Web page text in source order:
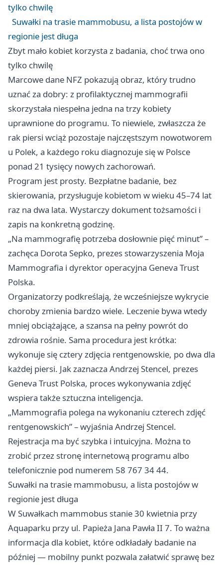
tylko chwilę
Suwałki na trasie mammobusu, a lista postojów w
regionie jest długa
Zbyt mało kobiet korzysta z badania, choć trwa ono
tylko chwilę
Marcowe dane NFZ pokazują obraz, który trudno
uznać za dobry: z profilaktycznej mammografii
skorzystała niespełna jedna na trzy kobiety
uprawnione do programu. To niewiele, zwłaszcza że
rak piersi wciąż pozostaje najczęstszym nowotworem
u Polek, a każdego roku diagnozuje się w Polsce
ponad 21 tysięcy nowych zachorowań.
Program jest prosty. Bezpłatne badanie, bez
skierowania, przysługuje kobietom w wieku 45–74 lat
raz na dwa lata. Wystarczy dokument tożsamości i
zapis na konkretną godzinę.
„Na mammografię potrzeba dosłownie pięć minut” –
zachęca Dorota Sepko, prezes stowarzyszenia Moja
Mammografia i dyrektor operacyjna Geneva Trust
Polska.
Organizatorzy podkreślają, że wcześniejsze wykrycie
choroby zmienia bardzo wiele. Leczenie bywa wtedy
mniej obciążające, a szansa na pełny powrót do
zdrowia rośnie. Sama procedura jest krótka:
wykonuje się cztery zdjęcia rentgenowskie, po dwa dla
każdej piersi. Jak zaznacza Andrzej Stencel, prezes
Geneva Trust Polska, proces wykonywania zdjęć
wspiera także sztuczna inteligencja.
„Mammografia polega na wykonaniu czterech zdjęć
rentgenowskich” – wyjaśnia Andrzej Stencel.
Rejestracja ma być szybka i intuicyjna. Można to
zrobić przez stronę internetową programu albo
telefonicznie pod numerem 58 767 34 44.
Suwałki na trasie mammobusu, a lista postojów w
regionie jest długa
W Suwałkach mammobus stanie 30 kwietnia przy
Aquaparku przy ul. Papieża Jana Pawła II 7. To ważna
informacja dla kobiet, które odkładały badanie na
później — mobilny punkt pozwala załatwić sprawę bez